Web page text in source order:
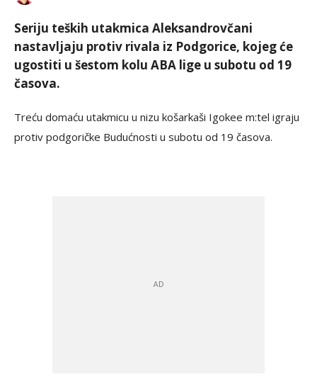
Seriju teških utakmica Aleksandrovčani
nastavljaju protiv rivala iz Podgorice, kojeg će
ugostiti u šestom kolu ABA lige u subotu od 19
časova.
Treću domaću utakmicu u nizu košarkaši Igokee m:tel igraju
protiv podgoričke Budućnosti u subotu od 19 časova.